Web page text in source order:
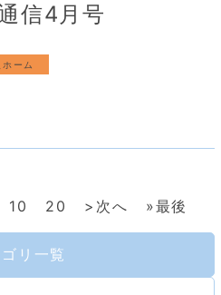
信4月号
ーム
10 20 >次へ »最後
リ一覧